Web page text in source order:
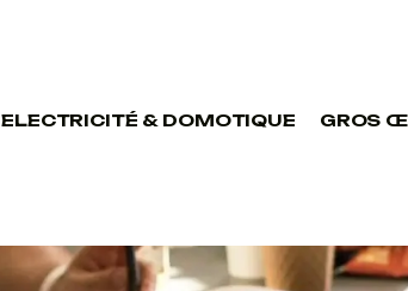
ELECTRICITÉ & DOMOTIQUE GROS